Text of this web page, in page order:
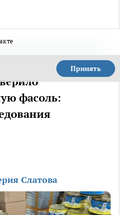
Принять
фасоль:
Слатова